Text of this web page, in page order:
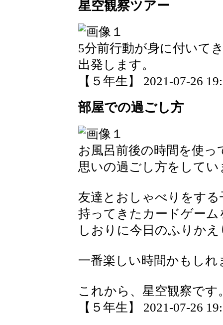
星空観察ツアー
5分前行動が身に付いて
出発します。
【５年生】 2021-07-26
部屋での過ごし方
お風呂前後の時間を使
思いの過ごし方をしてい
友達とおしゃべりをする
持ってきたカードゲーム
しおりに今日のふりか
一番楽しい時間かもしれ
これから、星空観察です
【５年生】 2021-07-26